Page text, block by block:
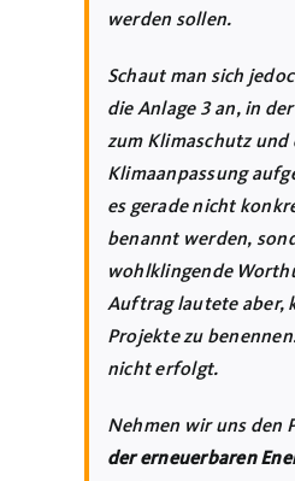
werden sollen.
Schaut man sich
die Anlage 3 an, in
zum Klimaschutz und
Klimaanpassung
es gerade nicht
benannt werden,
wohlklingende
Auftrag lautete aber,
Projekte zu
nicht erfolgt.
Nehmen wir uns den
der erneuerbaren